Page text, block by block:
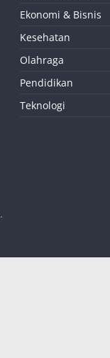
Ekonomi & Bisnis
Kesehatan
Olahraga
Pendidikan
Teknologi
.